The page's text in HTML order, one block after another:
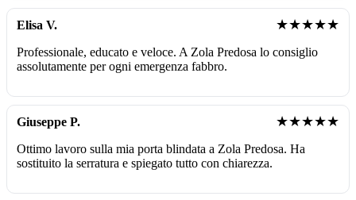
Elisa V. ★★★★★
Professionale, educato e veloce. A Zola Predosa lo consiglio
assolutamente per ogni emergenza fabbro.
Giuseppe P. ★★★★★
Ottimo lavoro sulla mia porta blindata a Zola Predosa. Ha
sostituito la serratura e spiegato tutto con chiarezza.